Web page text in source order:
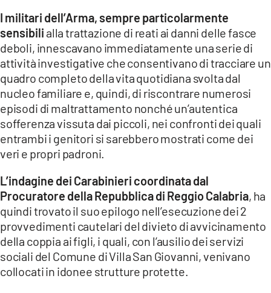
CATANZAROCHANNEL.IT
LACAPITALENEWS.IT
App
ANDROID
APPLE
I militari dell’Arma, sempre particolarmente
sensibili alla trattazione di reati ai danni delle fasce
deboli, innescavano immediatamente una serie di
attività investigative che consentivano di tracciare un
quadro completo della vita quotidiana svolta dal
nucleo familiare e, quindi, di riscontrare numerosi
episodi di maltrattamento nonché un’autentica
sofferenza vissuta dai piccoli, nei confronti dei quali
entrambi i genitori si sarebbero mostrati come dei
veri e propri padroni.
L’indagine dei Carabinieri coordinata dal
Procuratore della Repubblica di Reggio Calabria, ha
quindi trovato il suo epilogo nell’esecuzione dei 2
provvedimenti cautelari del divieto di avvicinamento
della coppia ai figli, i quali, con l’ausilio dei servizi
sociali del Comune di Villa San Giovanni, venivano
collocati in idonee strutture protette.